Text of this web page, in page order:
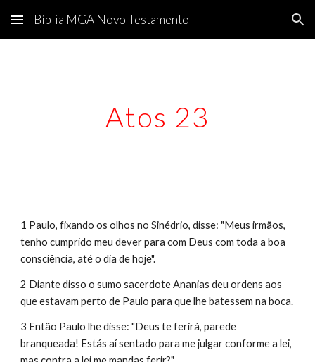
Skip to main content Skip to navigation
Bíblia MGA Novo Testamento
Atos 23
1 Paulo, fixando os olhos no Sinédrio, disse: "Meus irmãos,
tenho cumprido meu dever para com Deus com toda a boa
consciência, até o dia de hoje".
2 Diante disso o sumo sacerdote Ananias deu ordens aos
que estavam perto de Paulo para que lhe batessem na boca.
3 Então Paulo lhe disse: "Deus te ferirá, parede
branqueada! Estás aí sentado para me julgar conforme a lei,